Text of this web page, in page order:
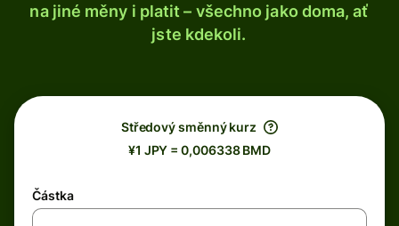
na jiné měny i platit – všechno jako doma, ať
jste kdekoli.
Středový směnný kurz
¥1 JPY = 0,006338 BMD
Částka